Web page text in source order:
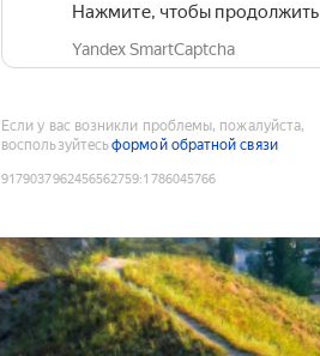
Нажмите, чтобы продолжить
Yandex SmartCaptcha
Если у вас возникли проблемы, пожалуйста,
воспользуйтесьформой обратной связи
9179037962456562759:1786045766